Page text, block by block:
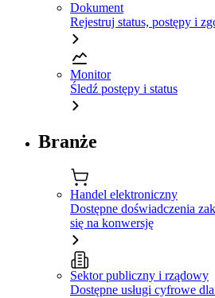
Dokument
Rejestruj status, postępy i
Monitor
Śledź postępy i status
Branże
Handel elektroniczny
Dostępne doświadczenia
się na konwersję
Sektor publiczny i rządowy
Dostępne usługi cyfrowe